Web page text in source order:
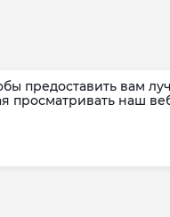
предоставить вам
наш